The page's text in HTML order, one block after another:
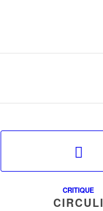
CRITIQUE
CIRCULI